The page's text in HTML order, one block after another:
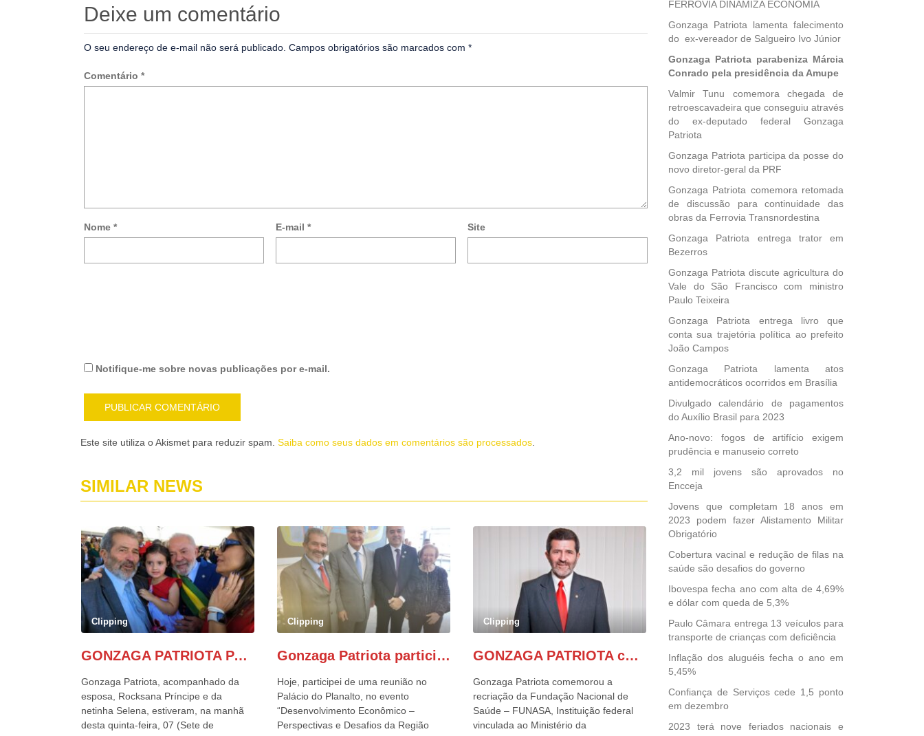
Deixe um comentário
O seu endereço de e-mail não será publicado. Campos obrigatórios são marcados com *
Comentário *
Nome * E-mail *
Site
Notifique-
sobre
novos
comentários
mail.
Notifique-me sobre novas publicações por e-mail.
Este site utiliza o Akismet para reduzir spam. Saiba como seus dados em comentários são processados
SIMILAR NEWS
Clipping
GONZAGA PATRIOTA PARTICIPA DO DESFILE DA INDEPENDÊNCIA NO PALANQUE DA PRESIDÊNCIA DA REPÚBLICA E É ABRAÇADO POR LULA E POR GERALDO ALCKMIN.
Gonzaga Patriota, acompanhado da
esposa, Rocksana Príncipe e da
netinha Selena, estiveram, na manhã
desta quinta-feira, 07 (Sete de
Clipping
Gonzaga Patriota participa de evento em prol do desenvolvimento do Nordeste
Hoje, participei de uma reunião no
Palácio do Planalto, no evento
“Desenvolvimento Econômico –
Perspectivas e Desafios da Região
Clipping
GONZAGA PATRIOTA comemora o retorno da FUNASA
Gonzaga Patriota comemorou a
recriação da Fundação Nacional de
Saúde – FUNASA, Instituição federal
vinculada ao Ministério da
FERROVIA DINAMIZA ECONOMIA
Gonzaga Patriota lamenta falecimento
do ex-vereador de Salgueiro Ivo Júnior
Gonzaga Patriota parabeniza Márcia
Conrado pela presidência da Amupe
Valmir Tunu comemora chegada de
retroescavadeira que conseguiu através
do ex-deputado federal Gonzaga
Patriota
Gonzaga Patriota participa da posse do
novo diretor-geral da PRF
Gonzaga Patriota comemora retomada
de discussão para continuidade das
obras da Ferrovia Transnordestina
Gonzaga Patriota entrega trator em
Bezerros
Gonzaga Patriota discute agricultura do
Vale do São Francisco com ministro
Paulo Teixeira
Gonzaga Patriota entrega livro que
conta sua trajetória política ao prefeito
João Campos
Gonzaga Patriota lamenta atos
antidemocráticos ocorridos em Brasília
Divulgado calendário de pagamentos
do Auxílio Brasil para 2023
Ano-novo: fogos de artifício exigem
prudência e manuseio correto
3,2 mil jovens são aprovados no
Encceja
Jovens que completam 18 anos em
2023 podem fazer Alistamento Militar
Obrigatório
Cobertura vacinal e redução de filas na
saúde são desafios do governo
Ibovespa fecha ano com alta de 4,69%
e dólar com queda de 5,3%
Paulo Câmara entrega 13 veículos para
transporte de crianças com deficiência
Inflação dos aluguéis fecha o ano em
5,45%
Confiança de Serviços cede 1,5 ponto
em dezembro
2023 terá nove feriados nacionais e